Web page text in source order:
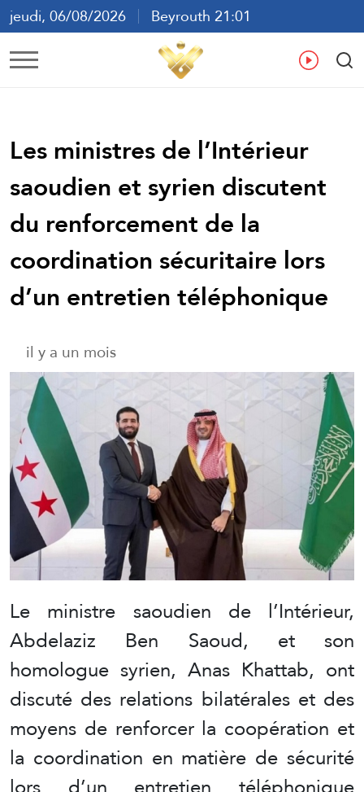
jeudi, 06/08/2026
Beyrouth 21:01
ع
Les ministres de l’Intérieur
saoudien et syrien discutent
du renforcement de la
coordination sécuritaire lors
d’un entretien téléphonique
il y a un mois
Le ministre saoudien de l’Intérieur,
Abdelaziz Ben Saoud, et son
homologue syrien, Anas Khattab, ont
discuté des relations bilatérales et des
moyens de renforcer la coopération et
la coordination en matière de sécurité